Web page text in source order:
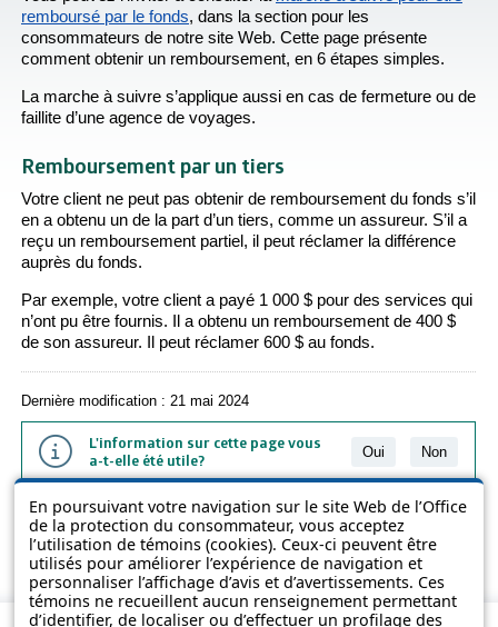
En poursuivant votre navigation sur le site Web de l’Office
de la protection du consommateur, vous acceptez
l’utilisation de témoins (cookies). Ceux-ci peuvent être
utilisés pour améliorer l’expérience de navigation et
personnaliser l’affichage d’avis et d’avertissements. Ces
témoins ne recueillent aucun renseignement permettant
d’identifier, de localiser ou d’effectuer un profilage des
remboursé par le fonds, dans la section pour les
consommateurs de notre site Web. Cette page présente
comment obtenir un remboursement, en 6 étapes simples.
La marche à suivre s’applique aussi en cas de fermeture ou de
faillite d’une agence de voyages.
Remboursement par un tiers
Votre client ne peut pas obtenir de remboursement du fonds s’il
en a obtenu un de la part d’un tiers, comme un assureur. S’il a
reçu un remboursement partiel, il peut réclamer la différence
auprès du fonds.
Par exemple, votre client a payé 1 000 $ pour des services qui
n’ont pu être fournis. Il a obtenu un remboursement de 400 $
de son assureur. Il peut réclamer 600 $ au fonds.
Dernière modification : 21 mai 2024
L'information sur cette page vous
a-t-elle été utile?
Oui Non
L'information présentée dans cette page a été vulgarisée pour en
favoriser la compréhension. Elle ne remplace pas les textes des lois
et des règlements.